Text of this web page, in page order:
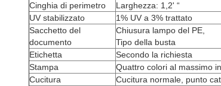
Cinghia di perimetro
Larghezza: 1,2' “
UV stabilizzato
1% UV a 3% trattato
Sacchetto del
documento
Chiusura lampo del PE,
Tipo della busta
Etichetta
Secondo la richiesta
Stampa
Quattro colori al massimo
Cucitura
Cucitura normale, punto